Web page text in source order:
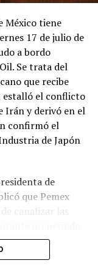
naval total
de Defensa
para intentar
salir del Golfo
a
alarmas
días ilustra el
31 de julio, un
licuado catarí
frente a las
severos en su
México tiene
17 de julio de
a bordo
Se trata del
que recibe
estalló el conflicto
Irán y derivó en el
confirmó el
de Japón
de
que Pemex
canalizar las
por el gobierno